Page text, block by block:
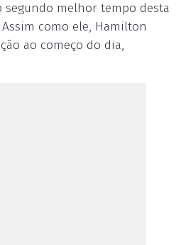
segundo melhor tempo desta
Assim como ele, Hamilton
ao começo do dia,